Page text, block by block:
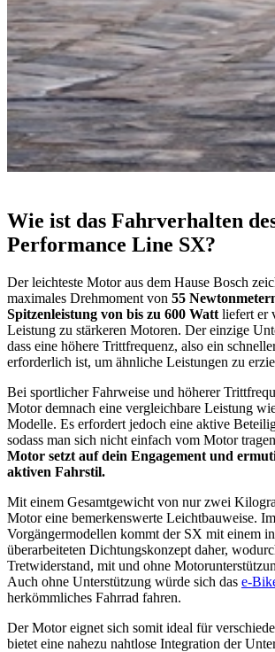
Wie ist das Fahrverhalten
Performance Line SX?
Der leichteste Motor aus dem Hause Bosch
maximales Drehmoment von 55
Spitzenleistung von bis zu 600 Watt liefert er
Leistung zu stärkeren Motoren. Der einzige
dass eine höhere Trittfrequenz, also ein
erforderlich ist, um ähnliche Leistungen zu
Bei sportlicher Fahrweise und höherer
Motor demnach eine vergleichbare Leistung
Modelle. Es erfordert jedoch eine aktive
sodass man sich nicht einfach vom Motor
Motor setzt auf dein Engagement und
aktiven Fahrstil.
Mit einem Gesamtgewicht von nur zwei
Motor eine bemerkenswerte Leichtbauweise.
Vorgängermodellen kommt der SX mit einem
überarbeiteten Dichtungskonzept daher,
Tretwiderstand, mit und ohne
Auch ohne Unterstützung würde sich das e-
herkömmliches Fahrrad fahren.
Der Motor eignet sich somit ideal für
bietet eine nahezu nahtlose Integration der